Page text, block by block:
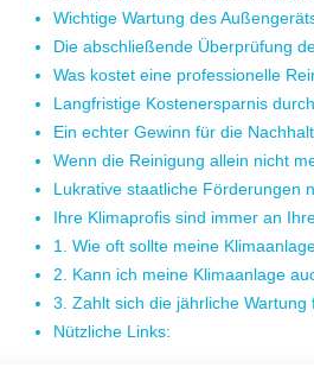
Wichtige Wartung des
Die abschließende Überprüfung
Was kostet eine professionelle
Langfristige Kostenersparnis
Ein echter Gewinn für die
Wenn die Reinigung allein nicht
Lukrative staatliche Förderungen
Ihre Klimaprofis sind immer an
1. Wie oft sollte meine
2. Kann ich meine Klimaanlage
3. Zahlt sich die jährliche Wartung
Nützliche Links: